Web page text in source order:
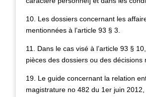
10. Les dossiers concernant les
mentionnées à l’article 93 § 3.
11. Dans le cas visé à l’article 93 §
pièces des dossiers ou des
19. Le guide concernant la relation
magistrature no 482 du 1er juin